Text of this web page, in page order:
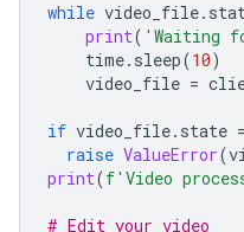
while video_file.
print( 'Waiting
time. sleep(10)
video_file =
if video_file. state
raise ValueError(
print(f'Video
# Edit your video